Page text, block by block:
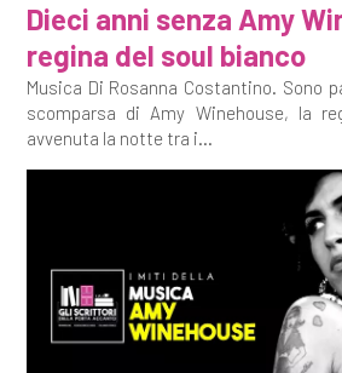
Dieci anni senza Amy
regina del soul bianco
Musica Di Rosanna Costantino. Sono
scomparsa di Amy Winehouse, la
avvenuta la notte tra i...